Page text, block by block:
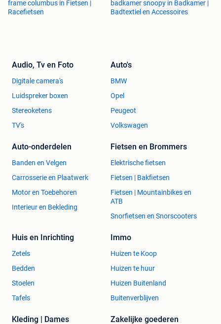
frame columbus in Fietsen |
Racefietsen
badkamer snoopy in Badkamer |
Badtextiel en Accessoires
Audio, Tv en Foto
Digitale camera's
Luidspreker boxen
Stereoketens
TV's
Auto's
BMW
Opel
Peugeot
Volkswagen
Auto-onderdelen
Banden en Velgen
Carrosserie en Plaatwerk
Motor en Toebehoren
Interieur en Bekleding
Fietsen en Brommers
Elektrische fietsen
Fietsen | Bakfietsen
Fietsen | Mountainbikes en
ATB
Snorfietsen en Snorscooters
Huis en Inrichting
Zetels
Bedden
Stoelen
Tafels
Immo
Huizen te Koop
Huizen te huur
Huizen Buitenland
Buitenverblijven
Kleding | Dames Zakelijke goederen